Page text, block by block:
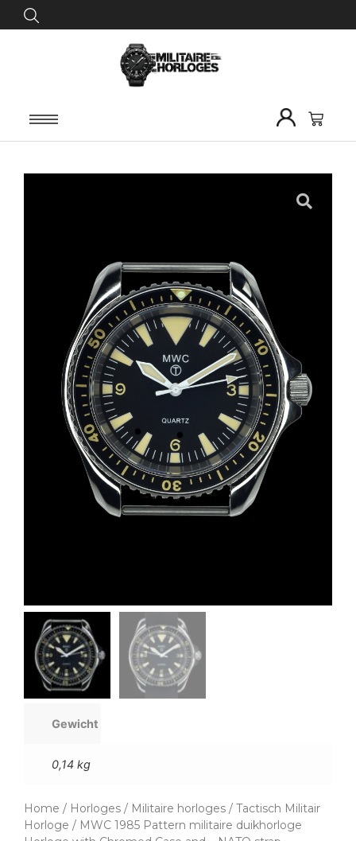
Gewicht
0,14 kg
Home / Horloges / Militaire horloges / Tactisch Militair
Horloge / MWC 1985 Pattern militaire duikhorloge